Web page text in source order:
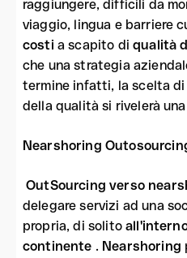
raggiungere, difficili da
viaggio, lingua e barriere
costi a scapito diqualità
che una strategia
termine infatti, la scelta
della qualità si rivelerà
Nearshoring
OutSourcing verso
delegare servizi ad una
propria, di solito
continente . Nearshoring